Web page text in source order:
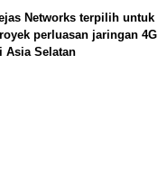
Networks terpilih untuk
perluasan jaringan 4G
Asia Selatan